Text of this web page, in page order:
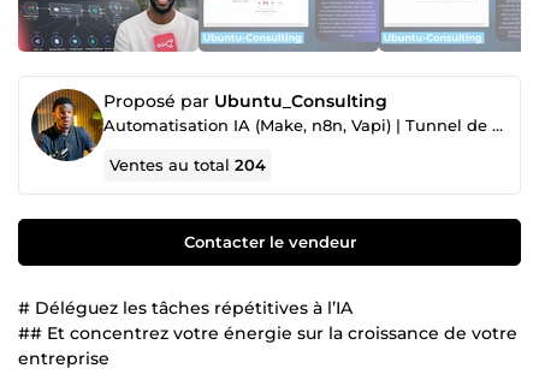
Proposé par Ubuntu_Consulting
Automatisation IA (Make, n8n, Vapi) | Tunnel de vente| Dev Full Stack| Email marketing Klaviyo
Ventes au total204
Contacter le vendeur
# Déléguez les tâches répétitives à l’IA
## Et concentrez votre énergie sur la croissance de votre
entreprise